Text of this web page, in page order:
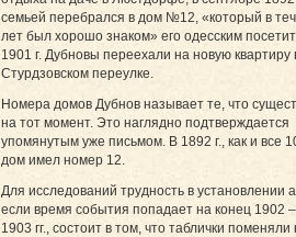
семьей перебрался в дом №12, «который в
лет был хорошо знаком» его одесским
1901 г. Дубновы переехали на новую квартиру
Стурдзовском переулке.
Номера домов Дубнов называет те, что
на тот момент. Это наглядно подтверждается
упомянутым уже письмом. В 1892 г., как и все
дом имел номер 12.
Для исследований трудность в установлении
если время события попадает на конец 1902
1903 гг., состоит в том, что таблички поменяли